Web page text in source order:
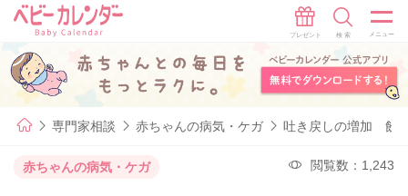
専門家相談 赤ちゃんの病気・ケガ 吐き戻しの増加 飲
赤ちゃんの病気・ケガ 閲覧数：1,243